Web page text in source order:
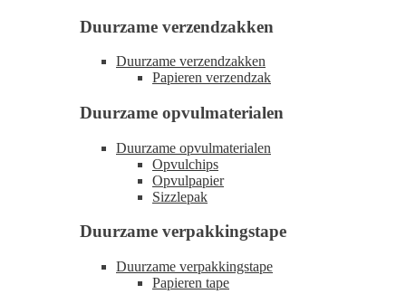
Duurzame verzendzakken
Duurzame verzendzakken
Papieren verzendzak
Duurzame opvulmaterialen
Duurzame opvulmaterialen
Opvulchips
Opvulpapier
Sizzlepak
Duurzame verpakkingstape
Duurzame verpakkingstape
Papieren tape